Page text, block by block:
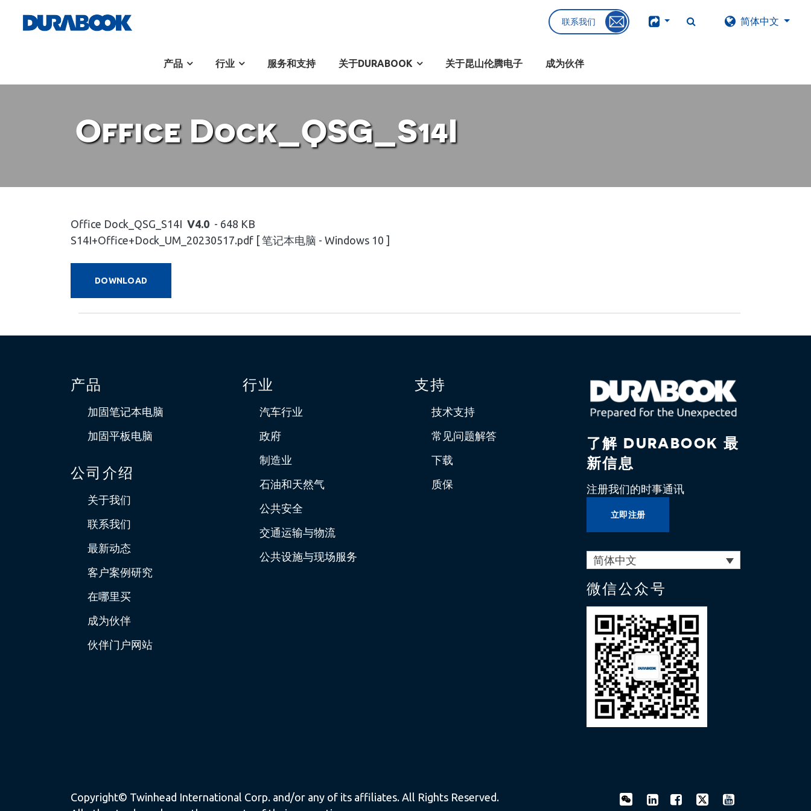
联系我们 简体中文
产品 行业 服务和支持 关于DURABOOK 关于昆山伦腾电子 成为伙伴
Office Dock_QSG_S14I
Office Dock_QSG_S14I V4.0 - 648 KB
S14I+Office+Dock_UM_20230517.pdf [ 笔记本电脑 - Windows 10 ]
DOWNLOAD
产品
加固笔记本电脑
加固平板电脑
公司介绍
关于我们
联系我们
最新动态
客户案例研究
在哪里买
成为伙伴
伙伴门户网站
行业
汽车行业
政府
制造业
石油和天然气
公共安全
交通运输与物流
公共设施与现场服务
支持
技术支持
常见问题解答
下载
质保
了解 DURABOOK 最
新信息
注册我们的时事通讯
立即注册
简体中文
微信公众号
Copyright© Twinhead International Corp. and/or any of its affiliates. All Rights Reserved.